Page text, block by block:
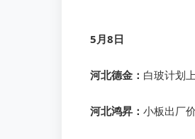
5月8日
河北德金： 白玻计划
河北鸿昇： 小板出厂